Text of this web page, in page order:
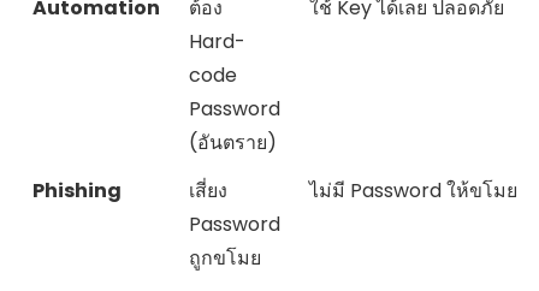
Automation
ต้อง
Hard-
code
Password
(อันตราย)
ใช้ Key ได้เลย ปลอดภัย
Phishing
เสี่ยง
Password
ถูกขโมย
ไม่มี Password ให้ขโมย